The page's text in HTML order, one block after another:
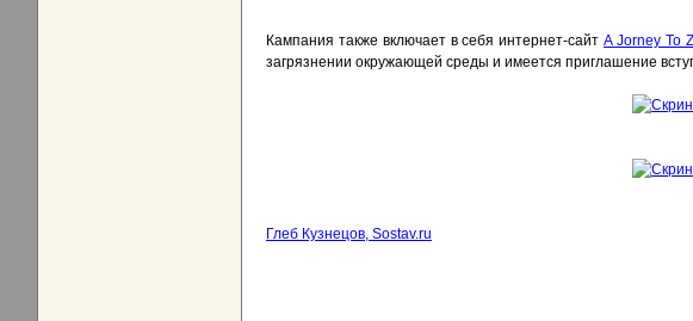
Кампания также включает в себя интернет-сайтA Jorney To
загрязнении окружающей среды и имеется приглашение
Глеб Кузнецов, Sostav.ru